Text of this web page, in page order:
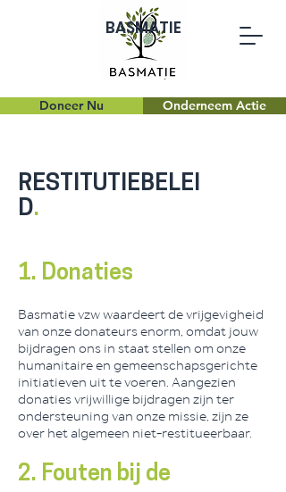
BASMATIE
Doneer Nu Onderneem Actie
RESTITUTIEBELEI
D.
1. Donaties
Basmatie vzw waardeert de vrijgevigheid
van onze donateurs enorm, omdat jouw
bijdragen ons in staat stellen om onze
humanitaire en gemeenschapsgerichte
initiatieven uit te voeren. Aangezien
donaties vrijwillige bijdragen zijn ter
ondersteuning van onze missie, zijn ze
over het algemeen niet-restitueerbaar.
2. Fouten bij de